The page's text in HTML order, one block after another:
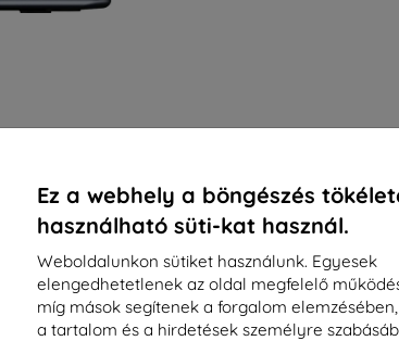
Ez a webhely a böngészés
használható süti-kat használ.
Weboldalunkon sütiket használunk. Egyesek
elengedhetetlenek az oldal megfelelő
míg mások segítenek a forgalom
a tartalom és a hirdetések személyre